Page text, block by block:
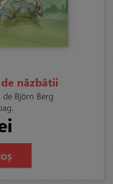
năzbâtii
Björn Berg